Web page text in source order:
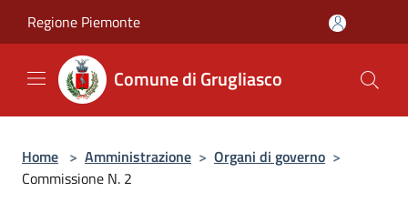
Regione Piemonte
Comune di Grugliasco
Home > Amministrazione > Organi di governo >
Commissione N. 2